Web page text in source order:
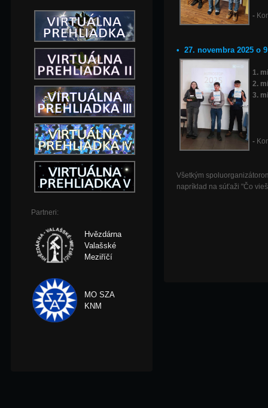
Partneri:
Hvězdárna
Valašské
Meziříčí
MO SZA
KNM
-
• 27. novembra 2025 o
1.
2.
3.
-
Všetkým
napríklad na súťaži "Čo